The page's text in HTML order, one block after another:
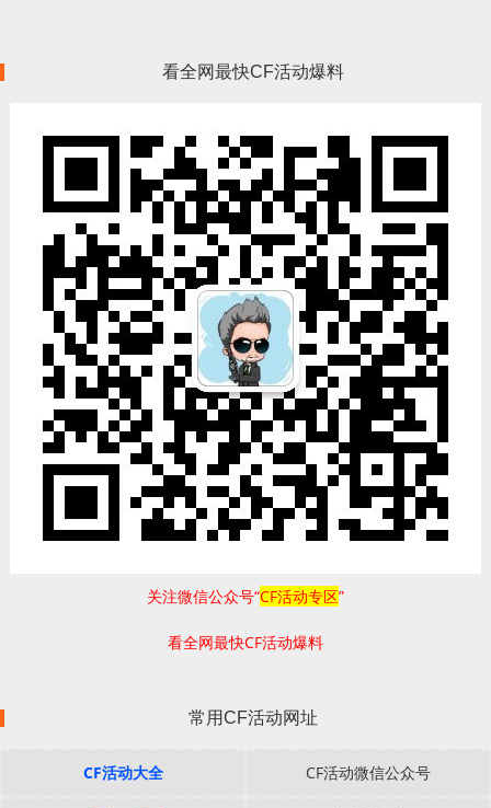
看全网最快CF活动爆料
关注微信公众号“CF活动专区”
看全网最快CF活动爆料
常用CF活动网址
CF活动大全 CF活动微信公众号